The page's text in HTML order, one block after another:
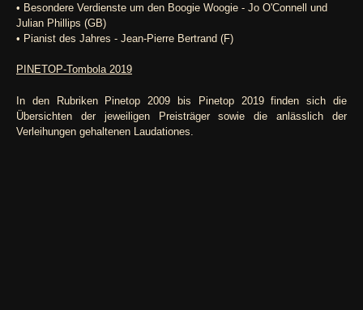
• Besondere Verdienste um den Boogie Woogie - Jo O'Connell und
Julian Phillips (GB)
• Pianist des Jahres - Jean-Pierre Bertrand (F)
PINETOP-Tombola 2019
In den Rubriken Pinetop 2009 bis Pinetop 2019 finden sich die
Übersichten der jeweiligen Preisträger sowie die anlässlich der
Verleihungen gehaltenen Laudationes.